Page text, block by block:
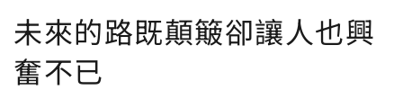
未來的路既顛簸卻讓人也興
奮不已